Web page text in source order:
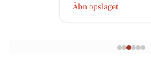
Åbn opslaget